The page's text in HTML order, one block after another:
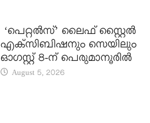
‘പെറ്റൽസ്’ ലൈഫ് സ്റ്റൈൽ
എക്സിബിഷനും സെയിലും
ഓഗസ്റ്റ് 8-ന് പെരുമാനൂരിൽ
August 5, 2026